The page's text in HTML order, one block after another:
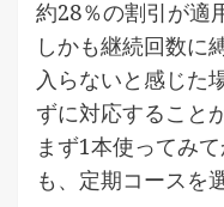
約28％の割引が適
しかも継続回数に
入らないと感じた
ずに対応すること
まず1本使ってみ
も、定期コースを